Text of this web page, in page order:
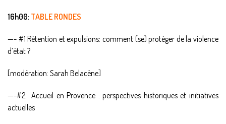
16h00: TABLE RONDES
—- #1 Rétention et expulsions: comment (se) protéger de la violence
d’état ?
[modération: Sarah Belacène]
—-#2 Accueil en Provence : perspectives historiques et initiatives
actuelles